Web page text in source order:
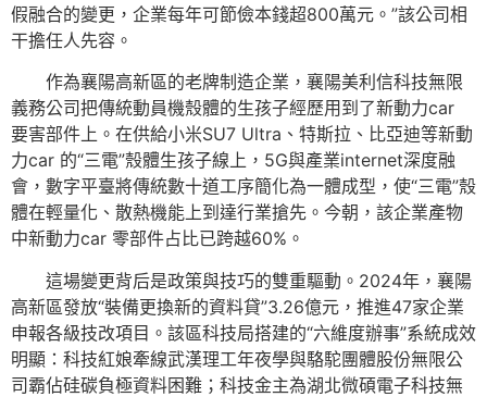
假融合的變更，企業每年可節儉本錢超800萬元。”該公司相
干擔任人先容。
作為襄陽高新區的老牌制造企業，襄陽美利信科技無限
義務公司把傳統動員機殼體的生孩子經歷用到了新動力car
要害部件上。在供給小米SU7 Ultra、特斯拉、比亞迪等新動
力car 的“三電”殼體生孩子線上，5G與產業internet深度融
會，數字平臺將傳統數十道工序簡化為一體成型，使“三電”殼
體在輕量化、散熱機能上到達行業搶先。今朝，該企業產物
中新動力car 零部件占比已跨越60%。
這場變更背后是政策與技巧的雙重驅動。2024年，襄陽
高新區發放“裝備更換新的資料貸”3.26億元，推進47家企業
申報各級技改項目。該區科技局搭建的“六維度辦事”系統成效
明顯：科技紅娘牽線武漢理工年夜學與駱駝團體股份無限公
司霸佔硅碳負極資料困難；科技金主為湖北微碩電子科技無